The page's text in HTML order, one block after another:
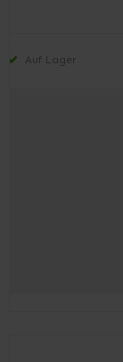
Auf Lager